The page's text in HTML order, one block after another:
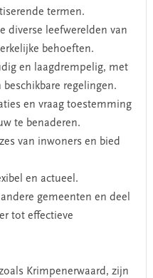
termen.
diverse leefwerelden van
behoeften.
en laagdrempelig, met
regelingen.
en vraag toestemming
te benaderen.
van inwoners en bied
en actueel.
gemeenten en deel
tot effectieve
Krimpenerwaard, zijn